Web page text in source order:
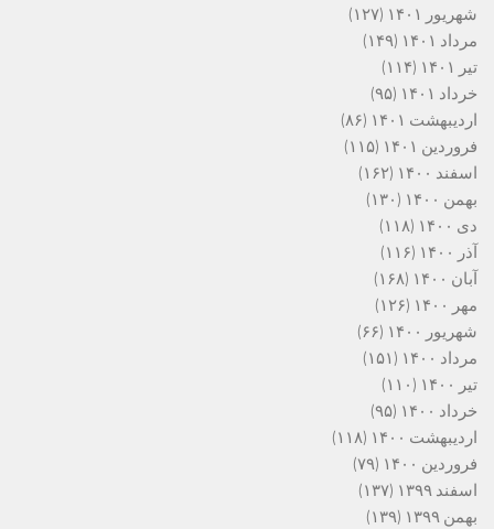
شهریور ۱۴۰۱
(۱۲۷)
مرداد ۱۴۰۱
(۱۴۹)
تیر ۱۴۰۱
(۱۱۴)
خرداد ۱۴۰۱
(۹۵)
اردیبهشت ۱۴۰۱
(۸۶)
فروردین ۱۴۰۱
(۱۱۵)
اسفند ۱۴۰۰
(۱۶۲)
بهمن ۱۴۰۰
(۱۳۰)
دی ۱۴۰۰
(۱۱۸)
آذر ۱۴۰۰
(۱۱۶)
آبان ۱۴۰۰
(۱۶۸)
مهر ۱۴۰۰
(۱۲۶)
شهریور ۱۴۰۰
(۶۶)
مرداد ۱۴۰۰
(۱۵۱)
تیر ۱۴۰۰
(۱۱۰)
خرداد ۱۴۰۰
(۹۵)
اردیبهشت ۱۴۰۰
(۱۱۸)
فروردین ۱۴۰۰
(۷۹)
اسفند ۱۳۹۹
(۱۳۷)
بهمن ۱۳۹۹
(۱۳۹)